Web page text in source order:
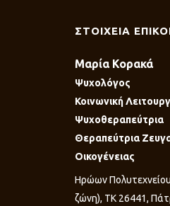
ΣΤΟΙΧΕΙΑ
Μαρία Κορακά
Ψυχολόγος
Κοινωνική
Ψυχοθεραπεύτρια
Θεραπεύτρια
Οικογένειας
Ηρώων
ζώνη), ΤΚ 26441,